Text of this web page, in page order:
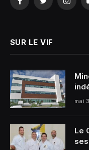
FacebookTwitter
SUR LE VIF
mai
Le